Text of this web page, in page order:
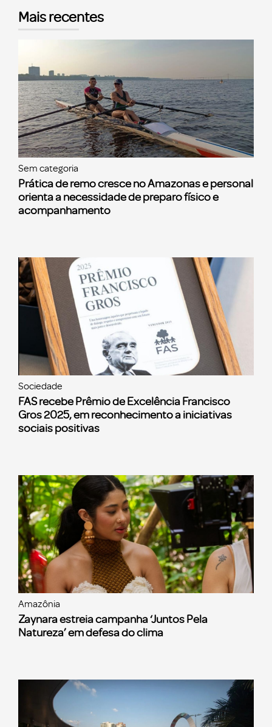
Mais recentes
Sem categoria
Prática de remo cresce no Amazonas e personal
orienta a necessidade de preparo físico e
acompanhamento
Sociedade
FAS recebe Prêmio de Excelência Francisco
Gros 2025, em reconhecimento a iniciativas
sociais positivas
Amazônia
Zaynara estreia campanha ‘Juntos Pela
Natureza’ em defesa do clima